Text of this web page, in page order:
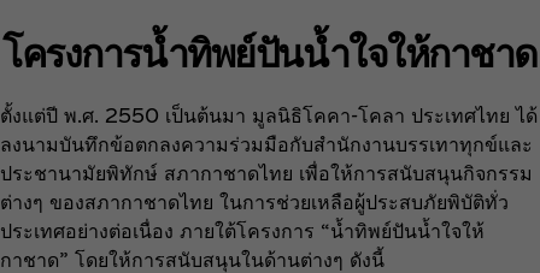
โครงการน้ำทิพย์ปันน้ำใจให้กาชาด
ตั้งแต่ปี พ.ศ. 2550 เป็นต้นมา มูลนิธิโคคา-โคลา ประเทศไทย ได้
ลงนามบันทึกข้อตกลงความร่วมมือกับสำนักงานบรรเทาทุกข์และ
ประชานามัยพิทักษ์ สภากาชาดไทย เพื่อให้การสนับสนุนกิจกรรม
ต่างๆ ของสภากาชาดไทย ในการช่วยเหลือผู้ประสบภัยพิบัติทั่ว
ประเทศอย่างต่อเนื่อง ภายใต้โครงการ “น้ำทิพย์ปันน้ำใจให้
กาชาด” โดยให้การสนับสนุนในด้านต่างๆ ดังนี้